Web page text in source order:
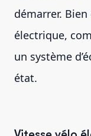
démarrer.
électrique,
un système
état.